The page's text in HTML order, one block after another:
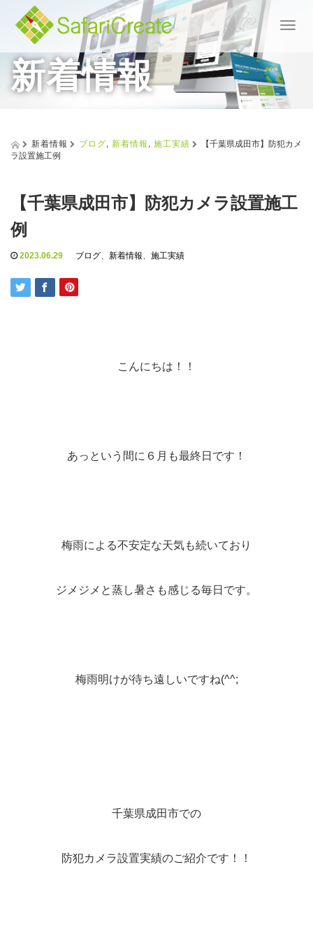
T
n
v
t
i
新着情報
新着情報 ブログ, 新着情報, 施工実績
【千葉県成田市】防犯カメ
ラ設置施工例
【千葉県成田市】防犯カメラ設置施工
例
2023.06.29 ブログ、 新着情報、 施工実績
こんにちは！！
あっという間に６月も最終日です！
梅雨による不安定な天気も続いており
ジメジメと蒸し暑さも感じる毎日です。
梅雨明けが待ち遠しいですね(^^;
千葉県成田市での
防犯カメラ設置実績のご紹介です！！